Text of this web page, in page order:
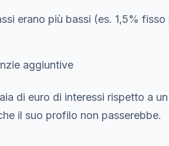
erano più bassi (es. 1,5%
aggiuntive
di euro di interessi rispetto a
il suo profilo non passerebbe.